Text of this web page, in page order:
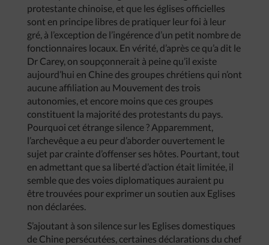
protestante chinoise, et que les églises officielles
sont en principe libres de pratiquer leur foi à leur
gré, à l’exception de l’ingérence d’un petit nombre de
fonctionnaires locaux. En vérité, d’après ce qu’a dit le
Dr Carey, on soupçonnerait à peine qu’il existe
aujourd’hui en Chine des groupes chrétiens qui n’ont
aucune affiliation au Mouvement des trois
autonomies, et encore moins que ces groupes
constituent la majorité des protestants du pays.
Pourquoi cet étrange silence ? Apparemment,
l’archevêque a eu peur d’aborder ouvertement le
sujet par crainte d’offenser ses hôtes. Pourtant, tout
en admettant que sa liberté d’action était limitée, il
semble que des voies diplomatiques auraient pu
être trouvées pour exprimer un soutien aux Eglises
non déclarées.
S’ajoutant à son silence sur les Eglises domestiques
de Chine persécutées, certaines déclarations du chef